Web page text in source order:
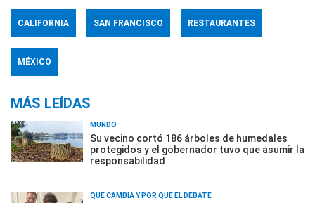
CALIFORNIA SAN FRANCISCO RESTAURANTES
MÉXICO
MÁS LEÍDAS
MUNDO
Su vecino cortó 186 árboles de humedales
protegidos y el gobernador tuvo que asumir la
responsabilidad
QUÉ CAMBIA Y POR QUÉ EL DEBATE